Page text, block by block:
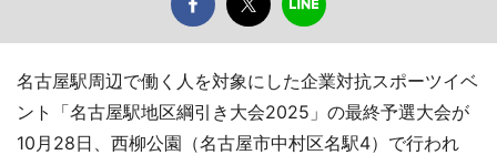
名古屋駅周辺で働く人を対象にした企業対抗スポーツイベ
ント「名古屋駅地区綱引き大会2025」の最終予選大会が
10月28日、西柳公園（名古屋市中村区名駅4）で行われ